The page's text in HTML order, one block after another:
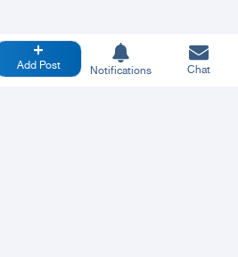
Add Post Notifications Chat